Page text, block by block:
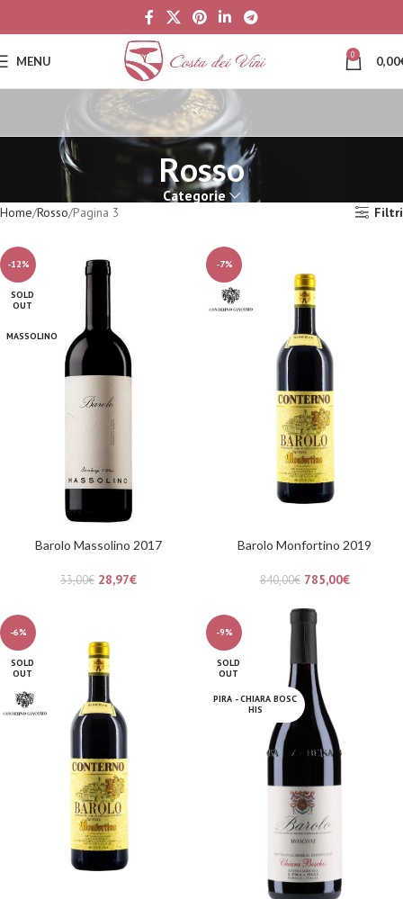
MENU 0 0,00
Rosso
Categorie
Home Rosso Pagina 3 Filtri
-12%
SOLD
OUT
MASSOLINO
Barolo Massolino 2017
33,00€ 28,97€
-7%
Barolo Monfortino 2019
840,00€ 785,00€
-6%
SOLD
OUT
-9%
SOLD
OUT
PIRA - CHIARA BOSC
HIS